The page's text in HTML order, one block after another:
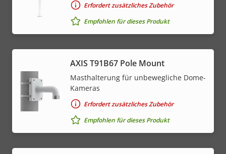
Erfordert zusätzliches Zubehör
Empfohlen für dieses Produkt
AXIS T91B67 Pole Mount
Masthalterung für unbewegliche Dome-
Kameras
Erfordert zusätzliches Zubehör
Empfohlen für dieses Produkt